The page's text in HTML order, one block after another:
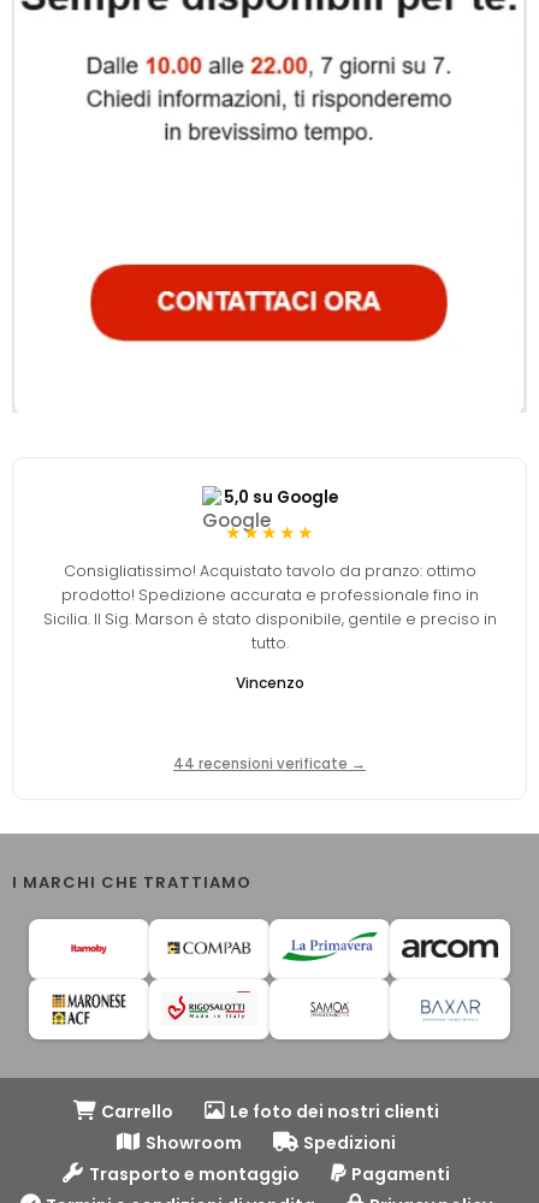
5,0 su Google
★★★★★
Consigliatissimo! Acquistato tavolo da pranzo: ottimo
prodotto! Spedizione accurata e professionale fino in
Sicilia. Il Sig. Marson è stato disponibile, gentile e preciso in
tutto.
Vincenzo
44 recensioni verificate →
I MARCHI CHE TRATTIAMO
Carrello
Le foto dei nostri clienti
Showroom
Spedizioni
Trasporto e montaggio
Pagamenti